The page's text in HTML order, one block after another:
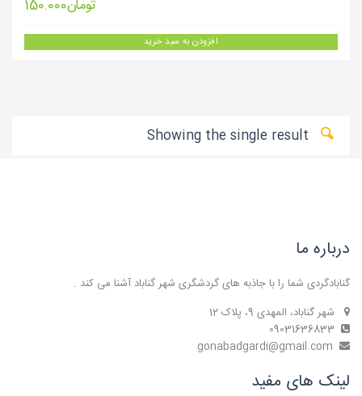
تومان150.000
افزودن به سبد خرید
درباره ما
گنابادگردی شما را با جاذبه های گردشگری شهر گناباد آشنا می کند .
شهر گناباد، المهدی 9، پلاک 12
لینک های مفید